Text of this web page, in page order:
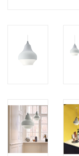
Gift cards